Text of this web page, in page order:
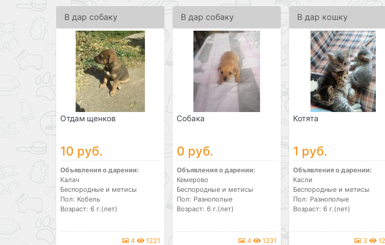
В дар собаку
Отдам щенков
10 руб.
Объявления о дарении:
Калач
Беспородные и метисы
Пол: Кобель
Возраст: 6 г.(лет)
4 1221
В дар собаку
Собака
0 руб.
Объявления о дарении:
Кемерово
Беспородные и метисы
Пол: Разнополые
Возраст: 6 г.(лет)
4 1331
В дар кошку
Котята
1 руб.
Объявления о дарении:
Касли
Беспородные и метисы
Пол: Разнополые
Возраст: 6 г.(лет)
3